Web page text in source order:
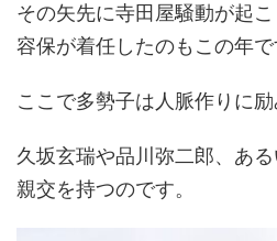
その矢先に寺田屋騒動が起
容保が着任したのもこの年で
ここで多勢子は人脈作りに励
久坂玄瑞や品川弥二郎、あ
親交を持つのです。